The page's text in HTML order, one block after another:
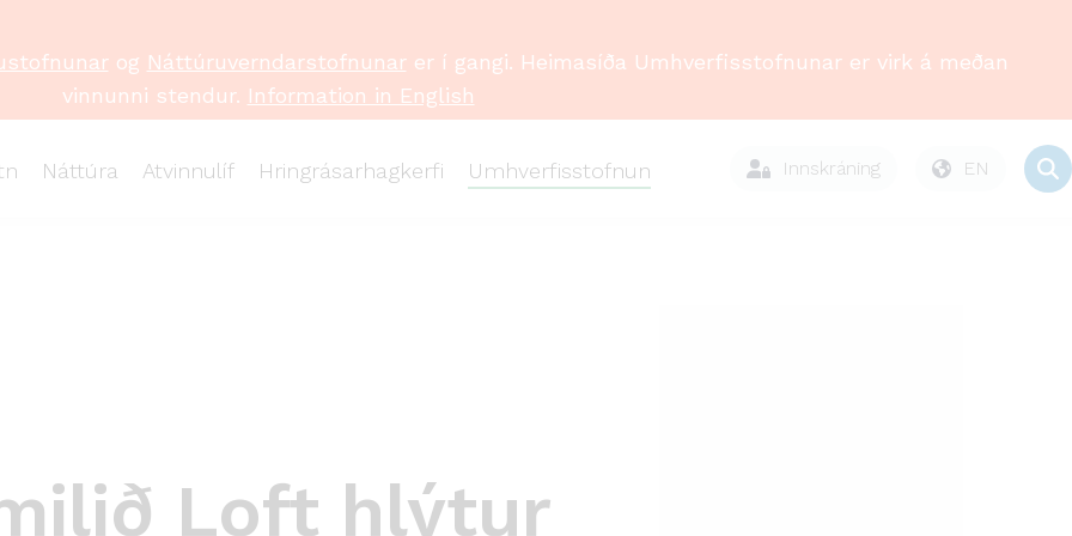
Náttúra Atvinnulíf Hringrásarhagkerfi Umhverfisstofnun Innskráning EN
og Náttúruverndarstofnunarer í gangi. Heimasíða Umhverfisstofnunar er virk á meðan
vinnunni stendur. Information in English
Loft hlýtur